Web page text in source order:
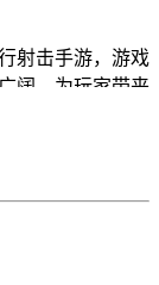
射击手游，游戏
阔，为玩家带来
游戏世